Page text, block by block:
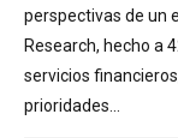
perspectivas de un
Research, hecho a
servicios
prioridades...